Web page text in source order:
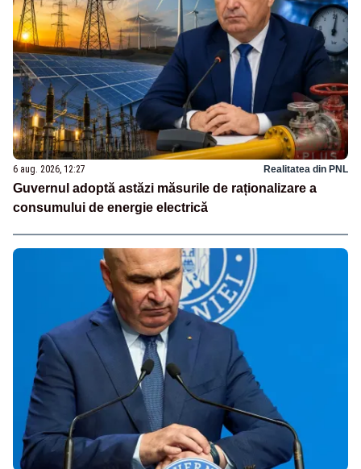
6 aug. 2026, 12:27 Realitatea din PNL
Guvernul adoptă astăzi măsurile de raționalizare a
consumului de energie electrică